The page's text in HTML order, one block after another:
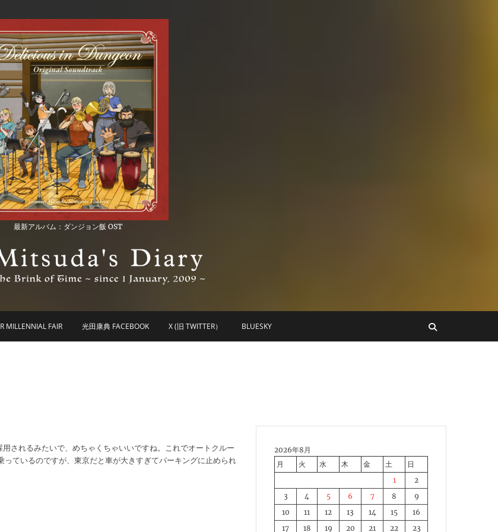
最新アルバム：ダンジョン飯 OST
Diary
MILLENNIAL FAIR 光田康典 FACEBOOK X (旧 TWITTER） BLUESKY
されるみたいで、めちゃくちゃいいですね。これでオートクルー
ているのですが、東京だと車が大きすぎてパーキングに止められ
2026年8月
月
火 水 木 金 土
日
1
2
3
4 5 6 7 8
9
10
11 12 13 14 15
16
17
18 19 20 21 22
23